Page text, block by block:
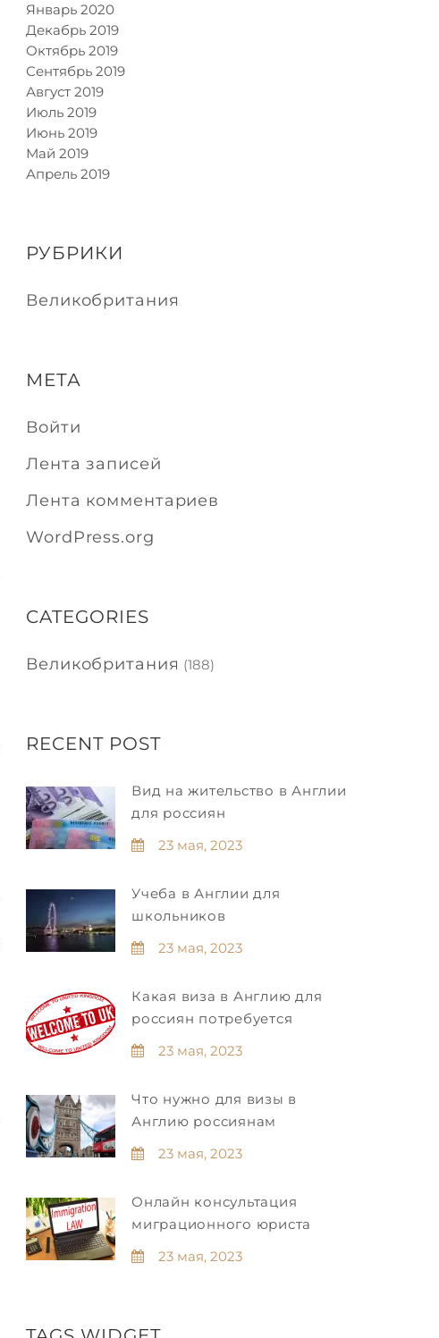
Январь 2020
Декабрь 2019
Октябрь 2019
Сентябрь 2019
Август 2019
Июль 2019
Июнь 2019
Май 2019
Апрель 2019
РУБРИКИ
Великобритания
МЕТА
Войти
Лента записей
Лента комментариев
WordPress.org
CATEGORIES
Великобритания (188)
RECENT POST
Вид на жительство в Англии
для россиян
23 мая, 2023
Учеба в Англии для
школьников
23 мая, 2023
Какая виза в Англию для
россиян потребуется
23 мая, 2023
Что нужно для визы в
Англию россиянам
23 мая, 2023
Онлайн консультация
миграционного юриста
23 мая, 2023